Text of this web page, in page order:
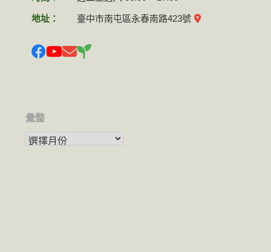
地址： 臺中市南屯區永春南路423號
彙整
彙整